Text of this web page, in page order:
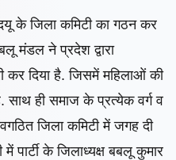
के जिला कमिटी का गठन कर
मंडल ने प्रदेश द्वारा
कर दिया है. जिसमें महिलाओं की
साथ हीसमाज के प्रत्येक वर्ग व
जिला कमिटी में जगह दी
में पार्टी के जिलाध्यक्ष बबलू कुमार